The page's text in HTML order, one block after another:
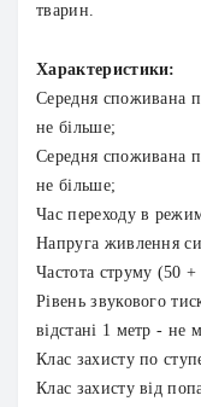
тварин.
Характеристики:
Середня споживана
не більше;
Середня споживана
не більше;
Час переходу в
Напруга живлення
Частота струму (50
Рівень звукового
відстані 1 метр - не
Клас захисту по
Клас захисту від